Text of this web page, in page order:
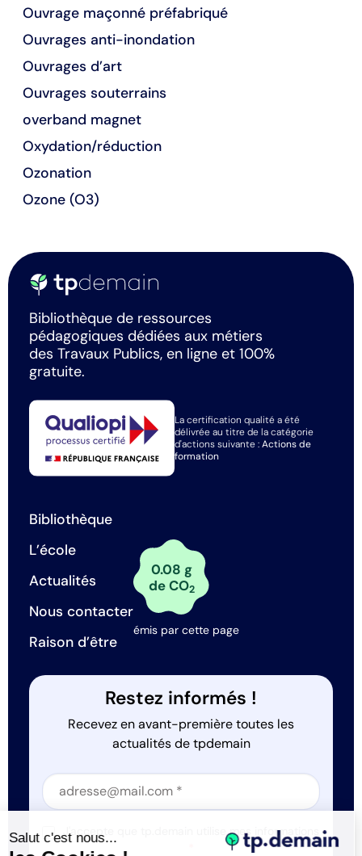
Ouvrage maçonné préfabriqué
Ouvrages anti-inondation
Ouvrages d’art
Ouvrages souterrains
overband magnet
Oxydation/réduction
Ozonation
Ozone (O3)
Bibliothèque de ressources
pédagogiques dédiées aux métiers
des Travaux Publics, en ligne et 100%
gratuite.
La certification qualité a été
délivrée au titre de la catégorie
d'actions suivante :Actions de
formation
Bibliothèque
L’école
Actualités
Nous contacter
Raison d’être
0.08 g
de CO2
émis par cette page
Restez informés !
Recevez en avant-première toutes les
actualités de tpdemain
Section
Section
J'accepte que tp.demain utilise mes informations
Salut c'est nous...